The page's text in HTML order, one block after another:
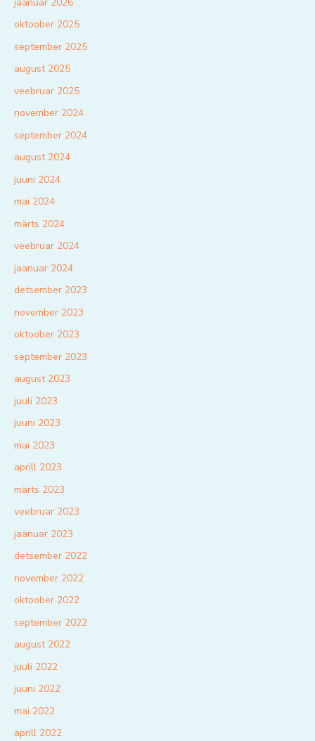
oktoober 2025
september 2025
august 2025
veebruar 2025
november 2024
september 2024
august 2024
juuni 2024
mai 2024
märts 2024
veebruar 2024
jaanuar 2024
detsember 2023
november 2023
oktoober 2023
september 2023
august 2023
juuli 2023
juuni 2023
mai 2023
aprill 2023
märts 2023
veebruar 2023
jaanuar 2023
detsember 2022
november 2022
oktoober 2022
september 2022
august 2022
juuli 2022
juuni 2022
mai 2022
aprill 2022